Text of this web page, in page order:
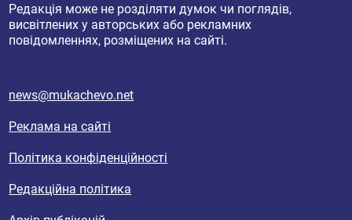
Редакція може не розділяти думок чи поглядів,
висвітлених у авторських або рекламних
повідомленнях, розміщених на сайті.
news@mukachevo.net
Реклама на сайті
Політика конфіденційності
Редакційна політика